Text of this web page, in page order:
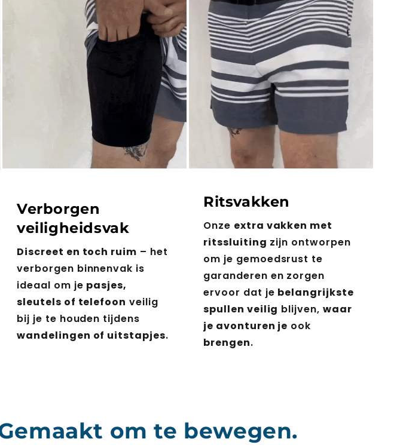
Verborgen
veiligheidsvak
Discreet en toch ruim – het
verborgen binnenvak is
ideaal om je pasjes,
sleutels of telefoon veilig
bij je te houden tijdens
wandelingen of uitstapjes.
Ritsvakken
Onze extra vakken met
ritssluiting zijn ontworpen
om je gemoedsrust te
garanderen en zorgen
ervoor dat je belangrijkste
spullen veilig blijven,waar
je avonturen je ook
brengen.
om te bewegen.